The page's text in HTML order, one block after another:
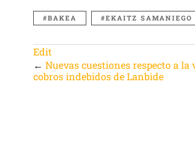
BAKEA EKAITZ SAMANIEGO
Edit
←Nuevas cuestiones respecto a la
cobros indebidos de Lanbide